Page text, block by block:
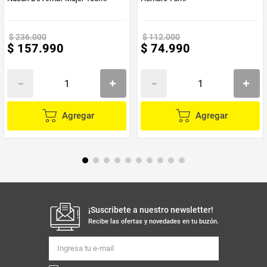
$236.000
$ 157.990
Agregar
$112.000
$ 74.990
Agregar
¡Suscribete a nuestro newsletter!
Recibe las ofertas y novedades en tu buzón.